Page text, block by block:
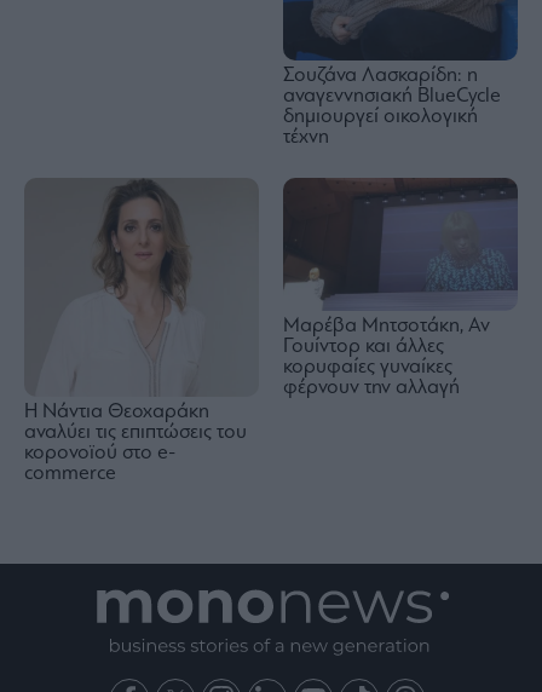
Σουζάνα Λασκαρίδη: η
αναγεννησιακή BlueCycle
δημιουργεί οικολογική
τέχνη
Η Νάντια Θεοχαράκη
αναλύει τις επιπτώσεις του
κορονοϊού στο e-
commerce
Μαρέβα Μητσοτάκη, Αν
Γουίντορ και άλλες
κορυφαίες γυναίκες
φέρνουν την αλλαγή